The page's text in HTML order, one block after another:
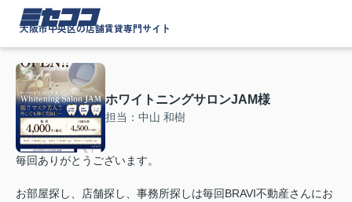
ミセココ
大阪市中央区の店舗賃貸専門サイト
ホワイトニングサロンJAM様
担当：中山 和樹
毎回ありがとうございます。
お部屋探し、店舗探し、事務所探しは毎回BRAVI不動産さんにお